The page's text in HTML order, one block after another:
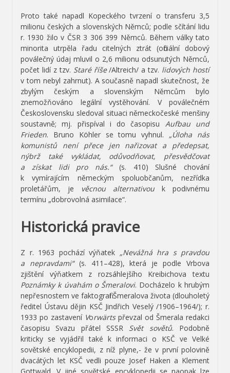
Proto také napadl Kopeckého tvrzení o transferu 3,5
milionu českých a slovenských Němců; podle sčítání lidu
r. 1930 žilo v ČSR 3 306 399 Němců. Během války tato
minorita utrpěla řadu citelných ztrát (oficiální dobový
poválečný údaj mluvil o 2,6 milionu odsunutých Němců,
počet lidí z tzv. Staré říše/Altreich/ a tzv. lidových hostí
v tom nebyl zahrnut). A současně napadl skutečnost, že
zbylým českým a slovenským Němcům bylo
znemožňováno legální vystěhování. V poválečném
Československu sledoval situaci německočeské menšiny
soustavně; mj. přispíval i do časopisu Aufbau und
Frieden. Bruno Köhler se tomu vyhnul. „Úloha nás
komunistů není přece jen nařizovat a předepsat,
nýbrž také vykládat, odůvodňovat, přesvědčovat
a získat lidi pro nás.“ (s. 410) Slušné chování
k vymírajícím německým spoluobčanům, nezřídka
proletářům, je
věcnou alternativou k podivnému
termínu „dobrovolná asimilace“.
Historická pravice
Z r. 1963 pochází výňatek „Nevážná hra s pravdou
a nepravdami“ (s. 411–428), která je podle Vrbova
zjištění výňatkem z rozsáhlejšího Kreibichova textu
Poznámky k úvahám o Šmeralovi. Docházelo k hrubým
nepřesnostem ve faktografii Šmeralova života (dlouholetý
ředitel Ústavu dějin KSČ Jindřich Veselý /1906–1964/); r.
1933 po zastavení Vorwärts převzal od Šmerala redakci
časopisu Svazu přátel SSSR Svět sovětů. Podobně
kriticky se vyjádřil také k informaci o KSČ ve Velké
sovětské encyklopedii, z níž plyne,- že v první polovině
dvacátých let KSČ vedli pouze Josef Haken a Klement